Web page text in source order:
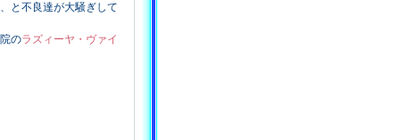
と不良達が大騒ぎして
のラズィーヤ・ヴァイ